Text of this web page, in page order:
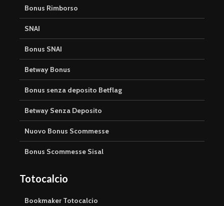
Bonus Rimborso
SNAI
Bonus SNAI
Betway Bonus
Bonus senza deposito Betflag
Betway Senza Deposito
Nuovo Bonus Scommesse
Bonus Scommesse Sisal
Totocalcio
Bookmaker Totocalcio